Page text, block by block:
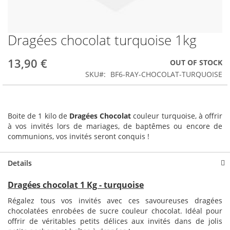
Skip
to
the
beginning
Dragées chocolat turquoise 1kg
13,90 €
OUT OF STOCK
SKU
BF6-RAY-CHOCOLAT-TURQUOISE
Boite de 1 kilo de Dragées Chocolat couleur turquoise, à offrir
à vos invités lors de mariages, de baptêmes ou encore de
communions, vos invités seront conquis !
Details
Dragées chocolat 1 Kg - turquoise
Régalez tous vos invités avec ces savoureuses dragées
chocolatées enrobées de sucre couleur chocolat. Idéal pour
offrir de véritables petits délices aux invités dans de jolis